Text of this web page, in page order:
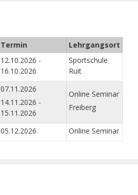
Termin
Lehrgangsort
12.10.2026 -
16.10.2026
Sportschule
Ruit
07.11.2026
14.11.2026 -
15.11.2026
Online Seminar
Freiberg
05.12.2026 Online Seminar